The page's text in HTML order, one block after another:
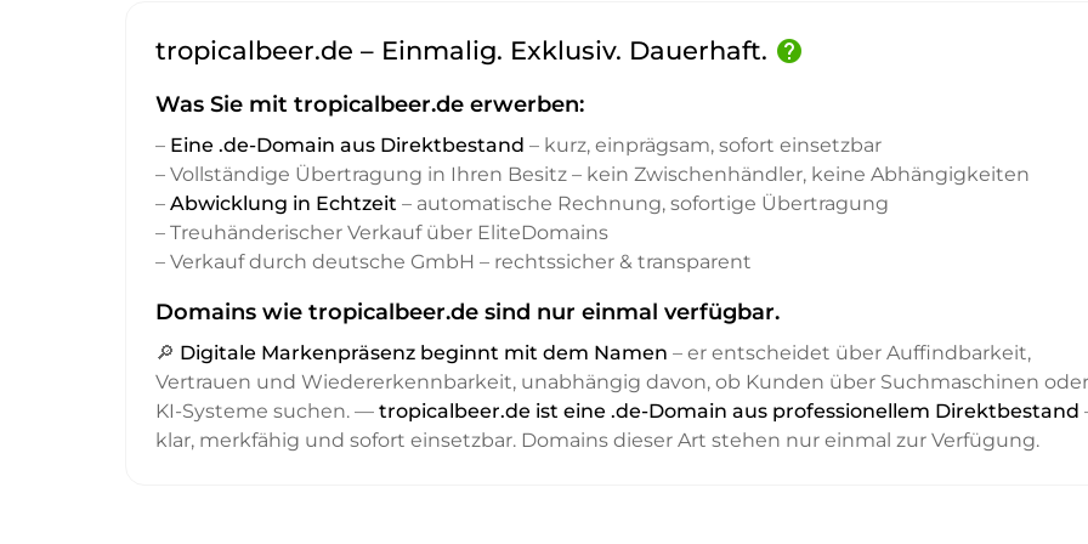
tropicalbeer.de – Einmalig. Exklusiv. Dauerhaft. help
Was Sie mit tropicalbeer.de erwerben:
– Eine .de-Domain aus Direktbestand – kurz, einprägsam, sofort einsetzbar
– Vollständige Übertragung in Ihren Besitz – kein Zwischenhändler, keine Abhängigkeiten
– Abwicklung in Echtzeit – automatische Rechnung, sofortige Übertragung
– Treuhänderischer Verkauf über EliteDomains
– Verkauf durch deutsche GmbH – rechtssicher & transparent
Domains wie tropicalbeer.de sind nur einmal verfügbar.
🔎 Digitale Markenpräsenz beginnt mit dem Namen – er entscheidet über Auffindbarkeit,
Vertrauen und Wiedererkennbarkeit, unabhängig davon, ob Kunden über Suchmaschinen oder
KI-Systeme suchen. — tropicalbeer.de ist eine .de-Domain aus professionellem Direktbestand
klar, merkfähig und sofort einsetzbar. Domains dieser Art stehen nur einmal zur Verfügung.